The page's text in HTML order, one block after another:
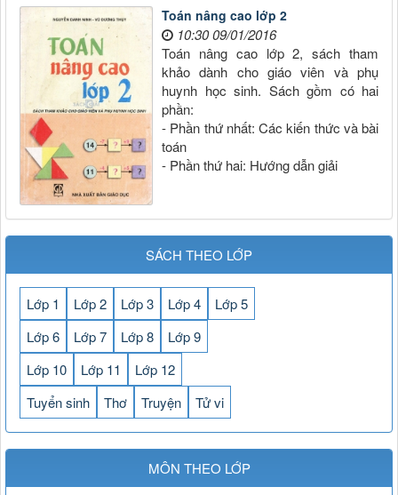
Toán nâng cao lớp 2
10:30 09/01/2016
Toán nâng cao lớp 2, sách tham
khảo dành cho giáo viên và phụ
huynh học sinh. Sách gồm có hai
phần:
- Phần thứ nhất: Các kiến thức và bài
toán
- Phần thứ hai: Hướng dẫn giải
SÁCH THEO LỚP
Lớp 1 Lớp 2 Lớp 3 Lớp 4
Lớp 5
Lớp 6
Lớp 7 Lớp 8
Lớp 9
Lớp 10
Lớp 11
Lớp 12
Tuyển sinh
Thơ Truyện Tử vi
MÔN THEO LỚP